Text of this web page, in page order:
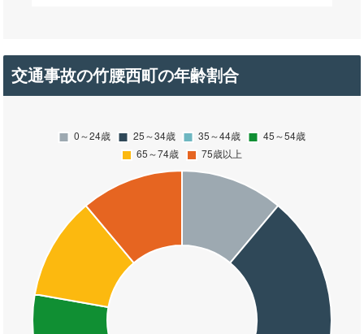
交通事故の竹腰西町の年齢割合